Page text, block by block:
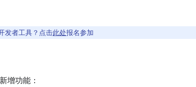
发者工具？点击此处报名参加
增功能：